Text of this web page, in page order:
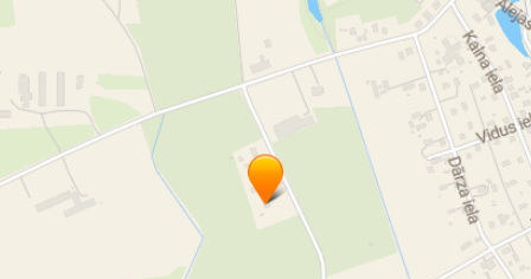
zirgaudzētava Kocēni sia darba laiks
zirgaudzētava Kocēni sia kontakti